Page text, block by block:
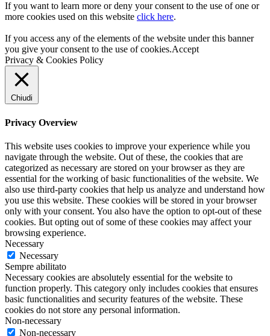
If you want to learn more or deny your consent to the use of one or
more cookies used on this website click here.
If you access any of the elements of the website under this banner
you give your consent to the use of cookies.Accept
Privacy & Cookies Policy
Chiudi
Privacy Overview
This website uses cookies to improve your experience while you
navigate through the website. Out of these, the cookies that are
categorized as necessary are stored on your browser as they are
essential for the working of basic functionalities of the website. We
also use third-party cookies that help us analyze and understand how
you use this website. These cookies will be stored in your browser
only with your consent. You also have the option to opt-out of these
cookies. But opting out of some of these cookies may affect your
browsing experience.
Necessary
Necessary
Sempre abilitato
Necessary cookies are absolutely essential for the website to
function properly. This category only includes cookies that ensures
basic functionalities and security features of the website. These
cookies do not store any personal information.
Non-necessary
Non-necessary